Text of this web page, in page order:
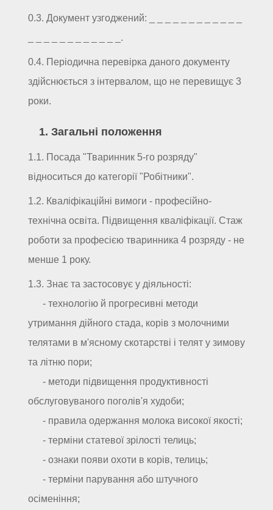
0.3. Документ узгоджений: _ _ _ _ _ _ _ _ _ _ _ _
_ _ _ _ _ _ _ _ _ _ _ _.
0.4. Періодична перевірка даного документу
здійснюється з інтервалом, що не перевищує 3
роки.
1. Загальні положення
1.1. Посада "Тваринник 5-го розряду"
відноситься до категорії "Робітники".
1.2. Кваліфікаційні вимоги - професійно-
технічна освіта. Підвищення кваліфікації. Стаж
роботи за професією тваринника 4 розряду - не
менше 1 року.
1.3. Знає та застосовує у діяльності:
- технологію й прогресивні методи
утримання дійного стада, корів з молочними
телятами в м'ясному скотарстві і телят у зимову
та літню пори;
- методи підвищення продуктивності
обслуговуваного поголів'я худоби;
- правила одержання молока високої якості;
- терміни статевої зрілості телиць;
- ознаки появи охоти в корів, телиць;
- терміни парування або штучного
осіменіння;